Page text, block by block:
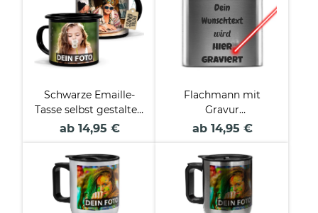
Schwarze Emaille-
Tasse selbst gestalten
- verschiedene
ab 14,95 €
Flachmann mit
Gravur
personalisierbar Text
Farben
ab 14,95 €